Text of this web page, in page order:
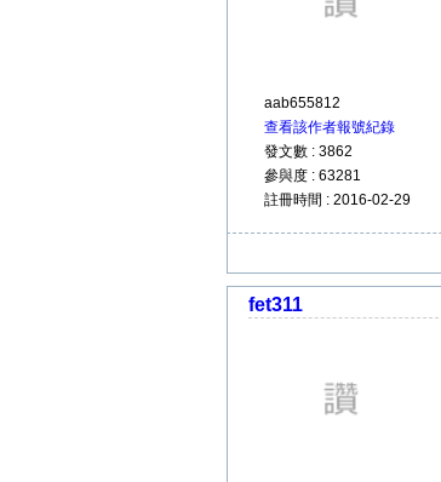
aab655812
查看該作者報號紀錄
發文數 : 3862
參與度 : 63281
註冊時間 : 2016-02-29
fet311